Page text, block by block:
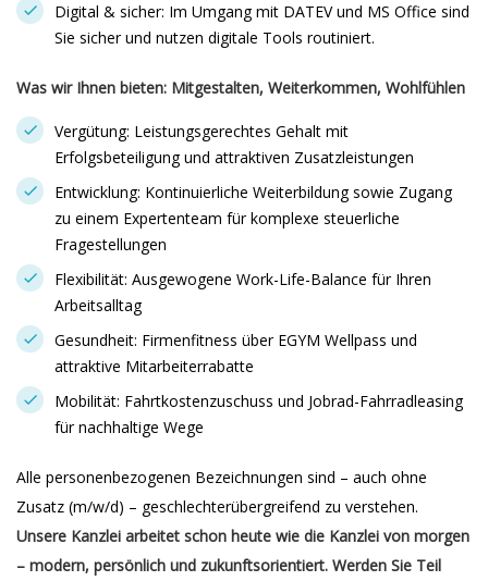
Digital & sicher: Im Umgang mit DATEV und MS Office sind
Sie sicher und nutzen digitale Tools routiniert.
Was wir Ihnen bieten: Mitgestalten, Weiterkommen, Wohlfühlen
Vergütung: Leistungsgerechtes Gehalt mit
Erfolgsbeteiligung und attraktiven Zusatzleistungen
Entwicklung: Kontinuierliche Weiterbildung sowie Zugang
zu einem Expertenteam für komplexe steuerliche
Fragestellungen
Flexibilität: Ausgewogene Work-Life-Balance für Ihren
Arbeitsalltag
Gesundheit: Firmenfitness über EGYM Wellpass und
attraktive Mitarbeiterrabatte
Mobilität: Fahrtkostenzuschuss und Jobrad-Fahrradleasing
für nachhaltige Wege
Alle personenbezogenen Bezeichnungen sind – auch ohne
Zusatz (m/w/d) – geschlechterübergreifend zu verstehen.
Unsere Kanzlei arbeitet schon heute wie die Kanzlei von morgen
– modern, persönlich und zukunftsorientiert. Werden Sie Teil